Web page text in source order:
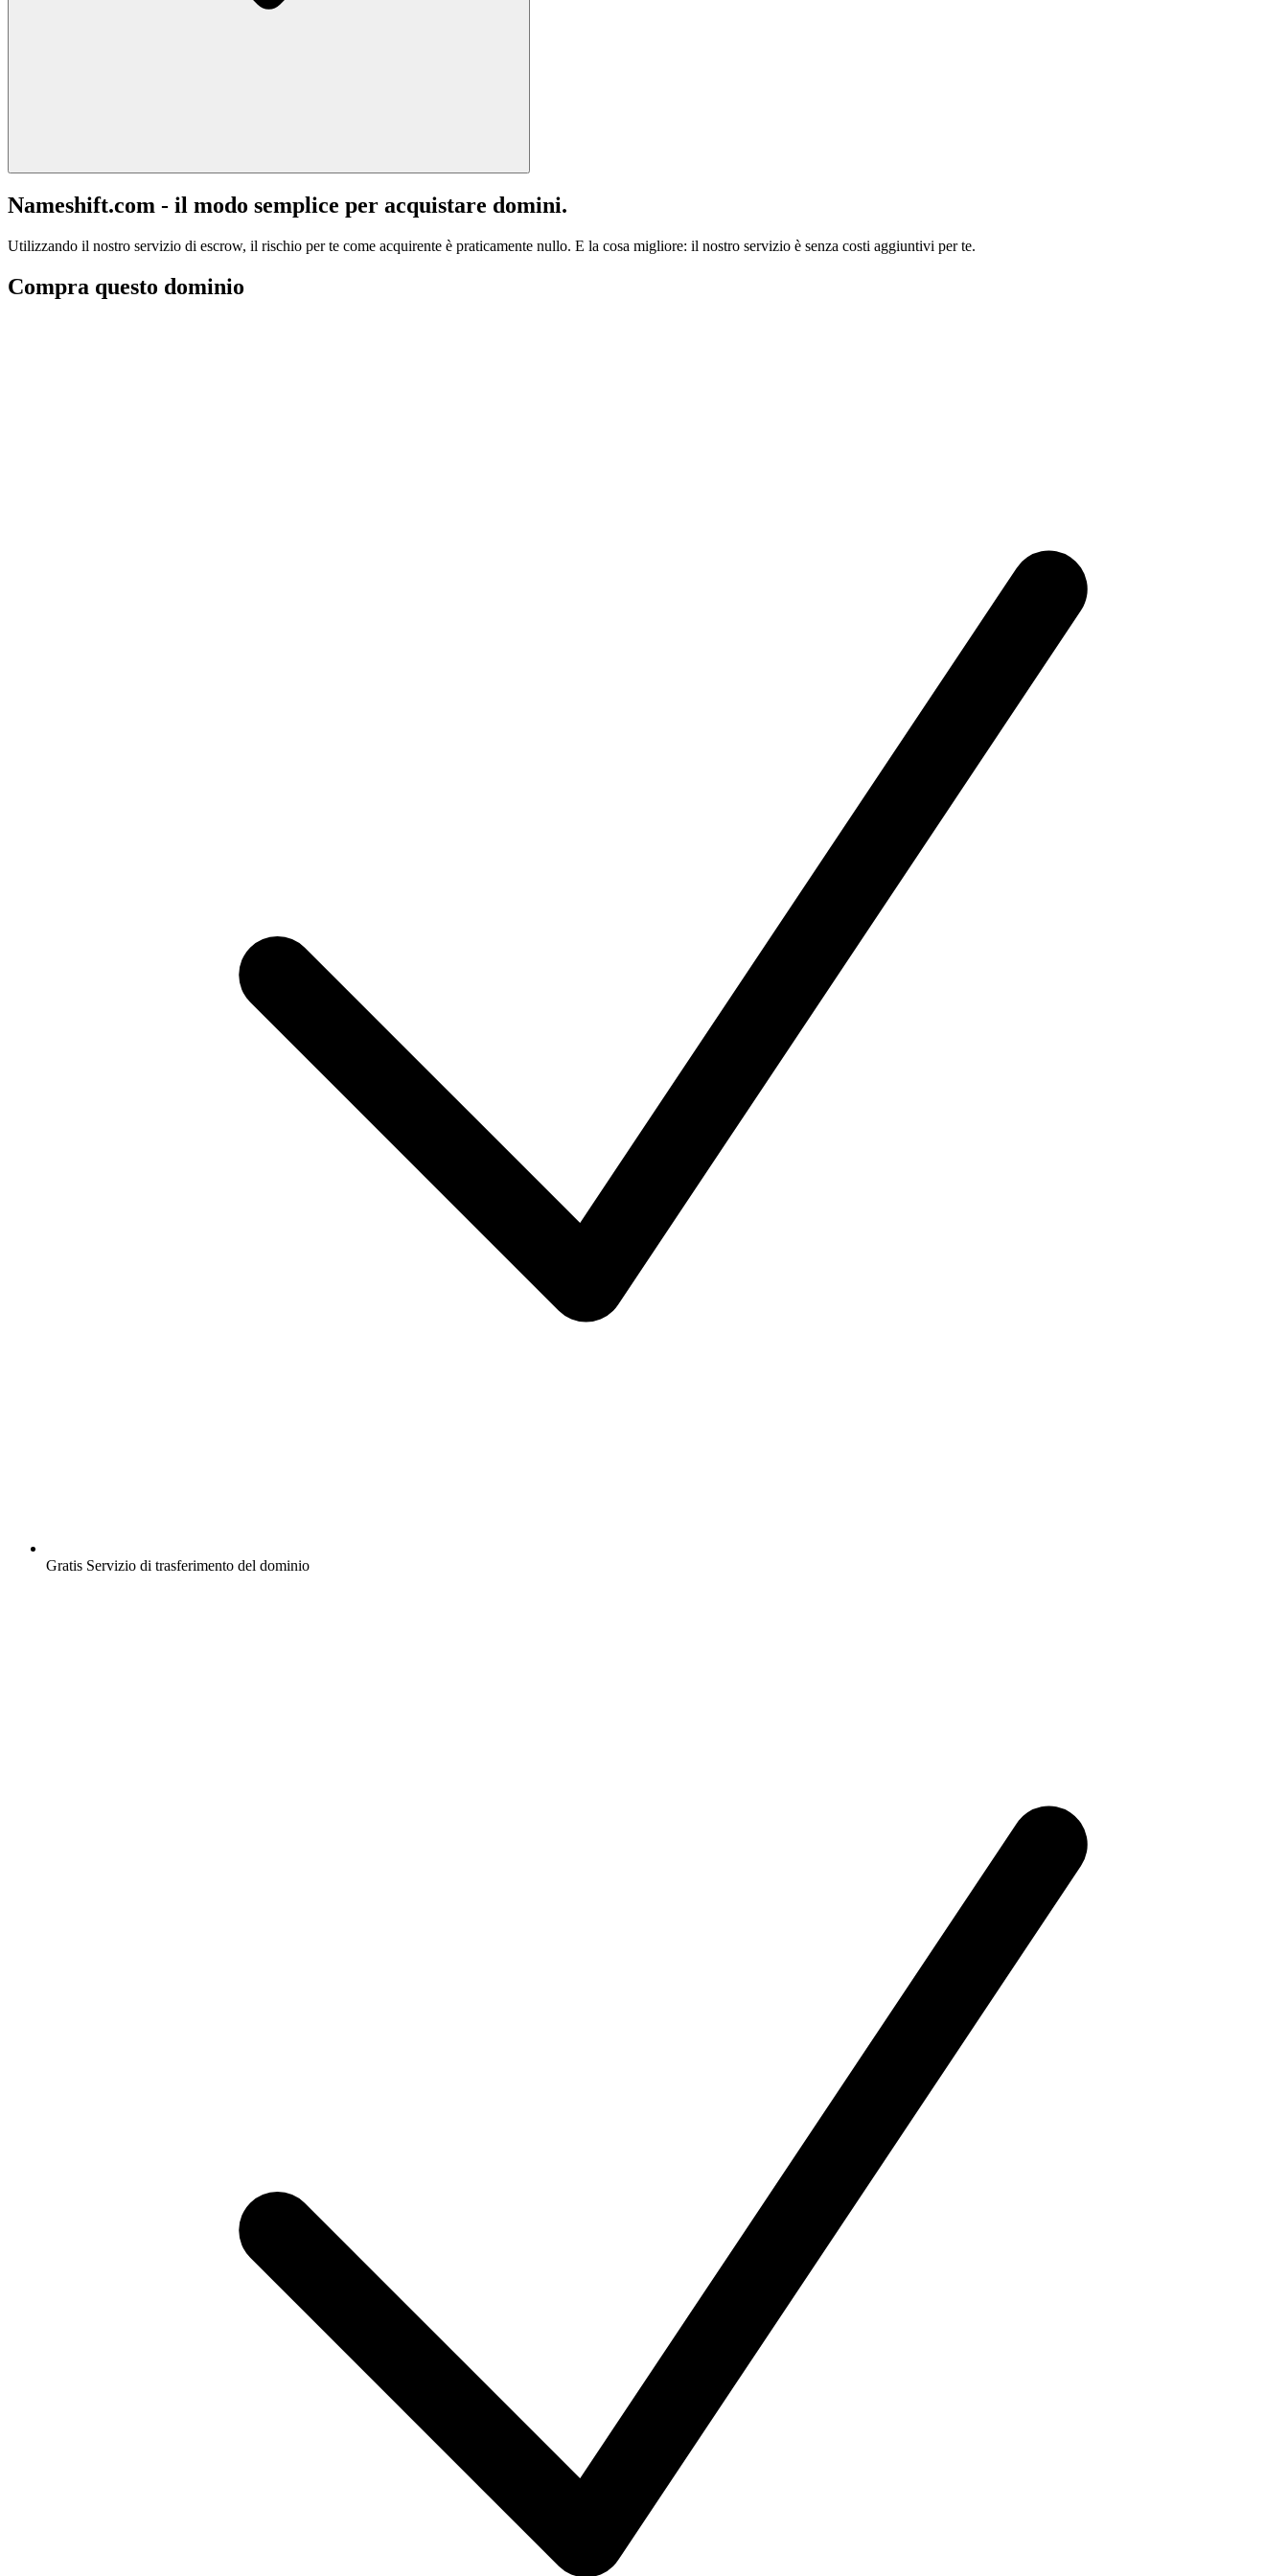
Nameshift.com - il modo semplice per acquistare domini.
Utilizzando il nostro servizio di escrow, il rischio per te come acquirente è praticamente nullo. E la cosa migliore: il nostro servizio è senza costi aggiuntivi per te.
Compra questo dominio
Gratis Servizio di trasferimento del dominio